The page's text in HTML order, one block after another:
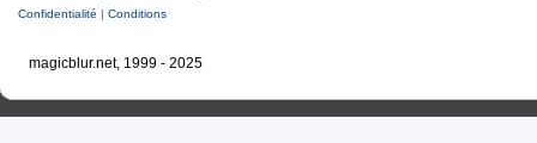
Confidentialité | Conditions
magicblur.net, 1999 - 2025